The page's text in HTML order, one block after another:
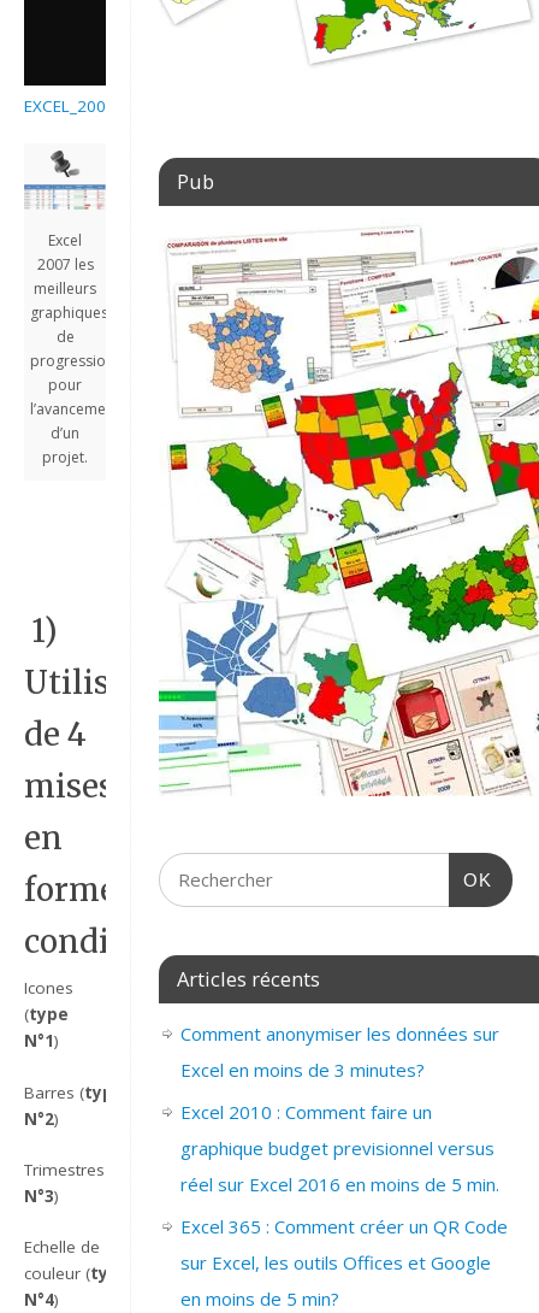
EXCEL_2007_LES_MEILLEURS_GRAPHIQUES_DE_PROGRESSION
Excel
2007 les
meilleurs
graphiques
de
progression
pour
l’avancement
d’un
projet.
1)
Utilisation
de 4
mises
en
forme
conditionnelle.
Icones
(type
N°1)
Barres (type
N°2)
Trimestres (
N°3)
Echelle de
couleur (type
N°4)
Pub
OK
Articles récents
Comment anonymiser les données sur
Excel en moins de 3 minutes?
Excel 2010 : Comment faire un
graphique budget previsionnel versus
réel sur Excel 2016 en moins de 5 min.
Excel 365 : Comment créer un QR Code
sur Excel, les outils Offices et Google
en moins de 5 min?